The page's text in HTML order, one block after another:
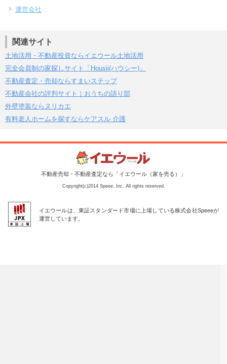
運営会社
関連サイト
土地活用・不動産投資ならイエウール土地活用
完全会員制の家探しサイト「Housii(ハウシー)」
不動産査定・売却ならすまいステップ
不動産会社の評判サイト｜おうちの語り部
外壁塗装ならヌリカエ
有料老人ホームを探すならケアスル 介護
不動産売却・不動産査定なら「イエウール（家を売る）」
Copyright(c)2014 Speee, Inc. All rights reserved.
イエウールは、東証スタンダード市場に上場している株式会社Speeeが
運営しています。